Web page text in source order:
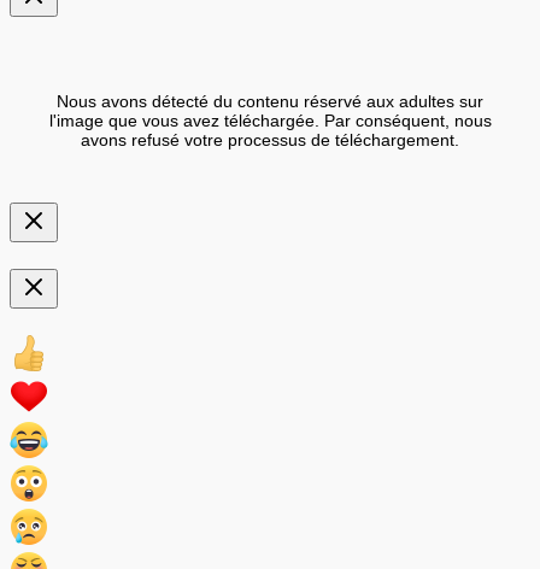
Nous avons détecté du contenu réservé aux adultes sur
l'image que vous avez téléchargée. Par conséquent, nous
avons refusé votre processus de téléchargement.